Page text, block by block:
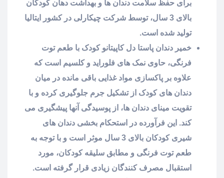
برای حفظ سلامت دندان ها و بهداشت دهان کودکان
بالای 3 سال، توسط شرکت چیکارلی در کشور ایتالیا
تولید شده است.
خمیر دندان پاستا دل کاپیتانو کودک با طعم توت
فرنگی، حاوی نمک های فلوراید و کلسیم است که
علاوه بر پاکسازی مواد غذایی باقی مانده در میان
دندان های کودک از تشکیل جرم جلوگیری کرده و با
تقویت مینای دندان ها، از پوسیدگی آنها پیشگیری می
کند. این فرآورده در استحکام بخشی دندان های
شیری کودکان بالای 3 سال موثر است و با توجه به
طعم توت فرنگی و مطابق سلیقه کودکان، مورد
استقبال مصرف کنندگان زیادی قرار گرفته است.